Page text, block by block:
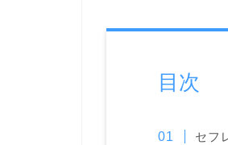
目次
セフ